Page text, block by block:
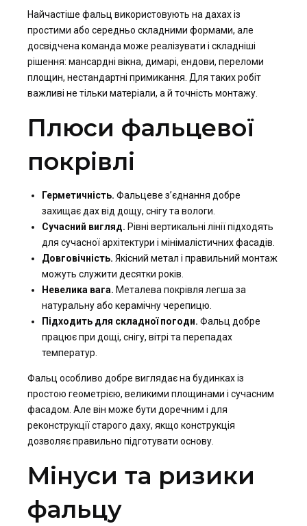
Найчастіше фальц використовують на дахах із
простими або середньо складними формами, але
досвідчена команда може реалізувати і складніші
рішення: мансардні вікна, димарі, ендови, переломи
площин, нестандартні примикання. Для таких робіт
важливі не тільки матеріали, а й точність монтажу.
Плюси фальцевої
покрівлі
Герметичність. Фальцеве з’єднання добре
захищає дах від дощу, снігу та вологи.
Сучасний вигляд. Рівні вертикальні лінії підходять
для сучасної архітектури і мінімалістичних фасадів.
Довговічність. Якісний метал і правильний монтаж
можуть служити десятки років.
Невелика вага. Металева покрівля легша за
натуральну або керамічну черепицю.
Підходить для складної погоди. Фальц добре
працює при дощі, снігу, вітрі та перепадах
температур.
Фальц особливо добре виглядає на будинках із
простою геометрією, великими площинами і сучасним
фасадом. Але він може бути доречним і для
реконструкції старого даху, якщо конструкція
дозволяє правильно підготувати основу.
Мінуси та ризики
фальцу